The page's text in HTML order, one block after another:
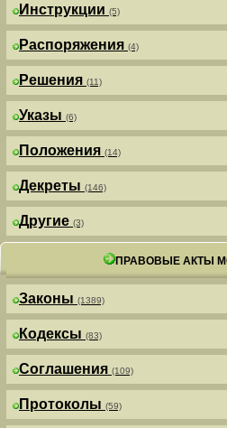
Инструкции (5)
Распоряжения (4)
Решения (11)
Указы (6)
Положения (14)
Декреты (146)
Другие (3)
ПРАВОВЫЕ АКТЫ
Законы (1389)
Кодексы (83)
Соглашения (109)
Протоколы (59)